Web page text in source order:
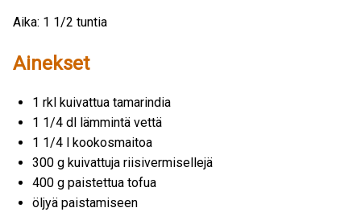
Aika: 1 1/2 tuntia
Ainekset
1 rkl kuivattua tamarindia
1 1/4 dl lämmintä vettä
1 1/4 l kookosmaitoa
300 g kuivattuja riisivermisellejä
400 g paistettua tofua
öljyä paistamiseen